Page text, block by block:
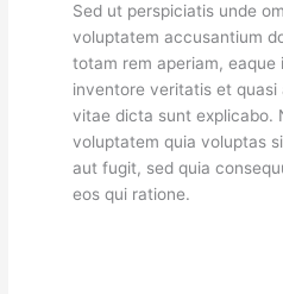
Sed ut perspiciatis unde
voluptatem accusantium
totam rem aperiam, eaque
inventore veritatis et
vitae dicta sunt explicabo.
voluptatem quia voluptas
aut fugit, sed quia
eos qui ratione.